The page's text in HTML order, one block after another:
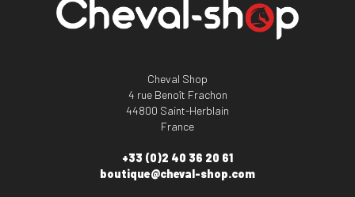
Cheval Shop
4 rue Benoît Frachon
44800 Saint-Herblain
France
+33 (0)2 40 36 20 61
boutique@cheval-shop.com